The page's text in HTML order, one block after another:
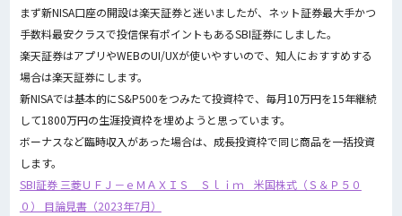
まず新NISA口座の開設は楽天証券と迷いましたが、ネット証券最大手かつ
手数料最安クラスで投信保有ポイントもあるSBI証券にしました。
楽天証券はアプリやWEBのUI/UXが使いやすいので、知人におすすめする
場合は楽天証券にします。
新NISAでは基本的にS&P500をつみたて投資枠で、毎月10万円を15年継続
して1800万円の生涯投資枠を埋めようと思っています。
ボーナスなど臨時収入があった場合は、成長投資枠で同じ商品を一括投資
します。
SBI証券 三菱ＵＦＪ－ｅＭＡＸＩＳ Ｓｌｉｍ 米国株式（Ｓ＆Ｐ５０
０） 目論見書（2023年7月）